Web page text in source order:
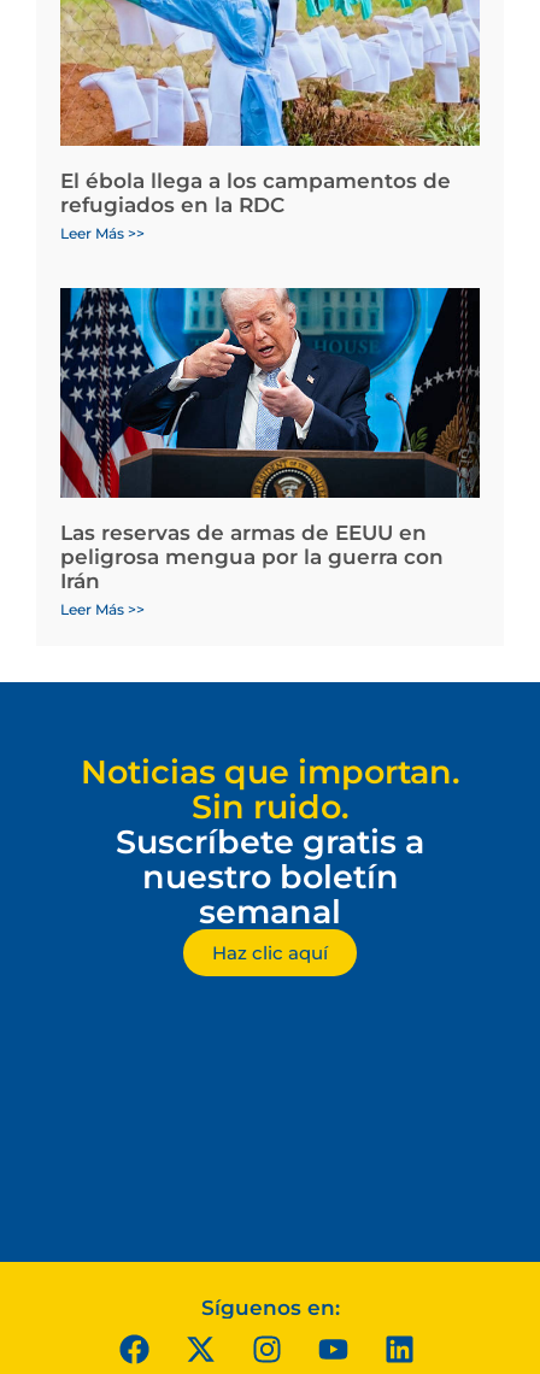
El ébola llega a los campamentos de
refugiados en la RDC
Leer Más >>
Las reservas de armas de EEUU en
peligrosa mengua por la guerra con
Irán
Leer Más >>
Noticias que importan.
Sin ruido.
Suscríbete gratis a
nuestro boletín
semanal
Haz clic aquí
Síguenos en: